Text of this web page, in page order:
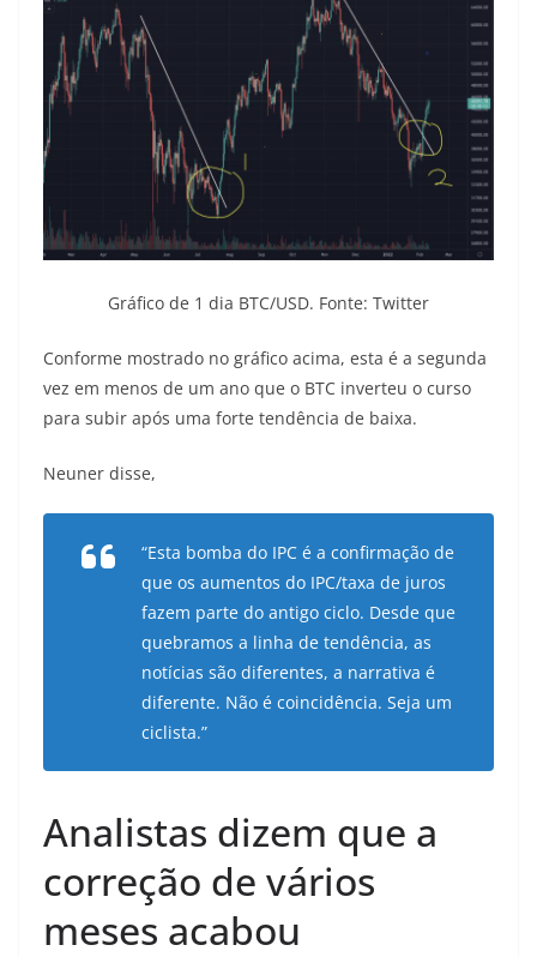
Gráfico de 1 dia BTC/USD. Fonte: Twitter
Conforme mostrado no gráfico acima, esta é a segunda
vez em menos de um ano que o BTC inverteu o curso
para subir após uma forte tendência de baixa.
Neuner disse,
“Esta bomba do IPC é a confirmação de
que os aumentos do IPC/taxa de juros
fazem parte do antigo ciclo. Desde que
quebramos a linha de tendência, as
notícias são diferentes, a narrativa é
diferente. Não é coincidência. Seja um
ciclista.”
Analistas dizem que a
correção de vários
meses acabou